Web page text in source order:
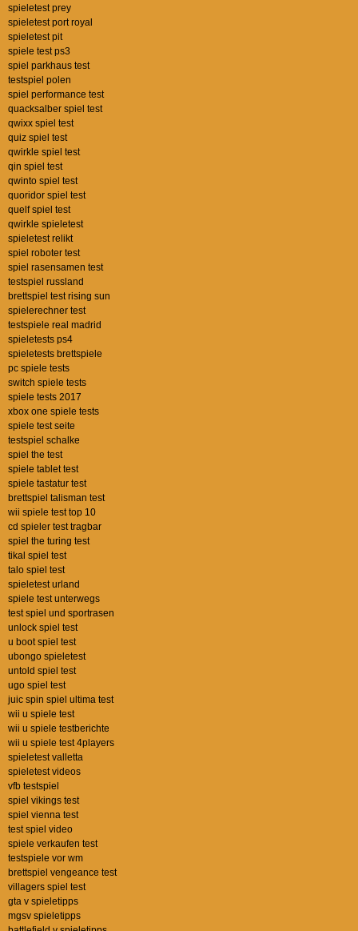
spieletest prey
spieletest port royal
spieletest pit
spiele test ps3
spiel parkhaus test
testspiel polen
spiel performance test
quacksalber spiel test
qwixx spiel test
quiz spiel test
qwirkle spiel test
qin spiel test
qwinto spiel test
quoridor spiel test
quelf spiel test
qwirkle spieletest
spieletest relikt
spiel roboter test
spiel rasensamen test
testspiel russland
brettspiel test rising sun
spielerechner test
testspiele real madrid
spieletests ps4
spieletests brettspiele
pc spiele tests
switch spiele tests
spiele tests 2017
xbox one spiele tests
spiele test seite
testspiel schalke
spiel the test
spiele tablet test
spiele tastatur test
brettspiel talisman test
wii spiele test top 10
cd spieler test tragbar
spiel the turing test
tikal spiel test
talo spiel test
spieletest urland
spiele test unterwegs
test spiel und sportrasen
unlock spiel test
u boot spiel test
ubongo spieletest
untold spiel test
ugo spiel test
juic spin spiel ultima test
wii u spiele test
wii u spiele testberichte
wii u spiele test 4players
spieletest valletta
spieletest videos
vfb testspiel
spiel vikings test
spiel vienna test
test spiel video
spiele verkaufen test
testspiele vor wm
brettspiel vengeance test
villagers spiel test
gta v spieletipps
mgsv spieletipps